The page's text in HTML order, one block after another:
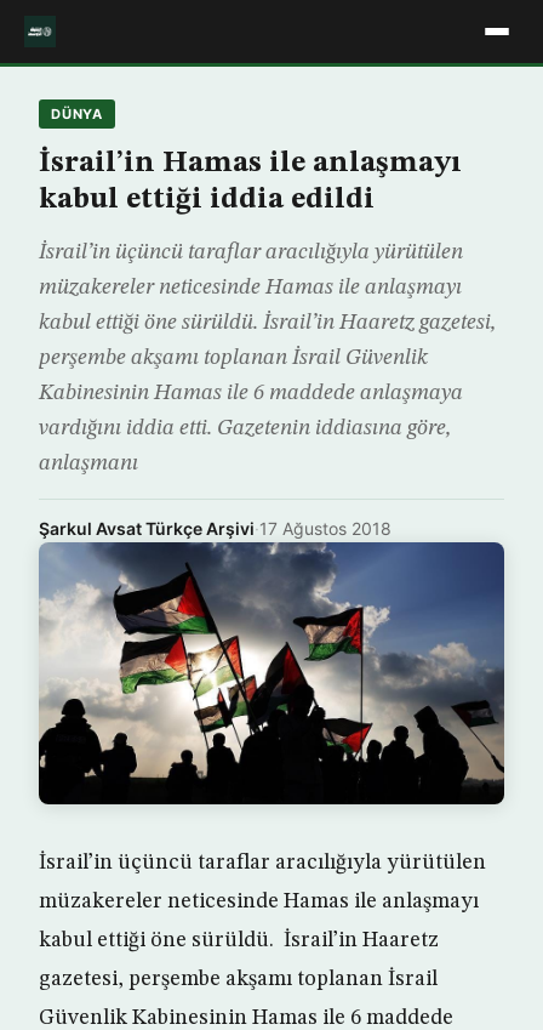
DÜNYA
İsrail’in Hamas ile anlaşmayı
kabul ettiği iddia edildi
İsrail’in üçüncü taraflar aracılığıyla yürütülen
müzakereler neticesinde Hamas ile anlaşmayı
kabul ettiği öne sürüldü. İsrail’in Haaretz gazetesi,
perşembe akşamı toplanan İsrail Güvenlik
Kabinesinin Hamas ile 6 maddede anlaşmaya
vardığını iddia etti. Gazetenin iddiasına göre,
anlaşmanı
Şarkul Avsat Türkçe Arşivi·17 Ağustos 2018
İsrail’in üçüncü taraflar aracılığıyla yürütülen
müzakereler neticesinde Hamas ile anlaşmayı
kabul ettiği öne sürüldü. İsrail’in Haaretz
gazetesi, perşembe akşamı toplanan İsrail
Güvenlik Kabinesinin Hamas ile 6 maddede